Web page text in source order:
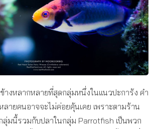
างหลากหลายที่สุดกลุ่มหนึ่งในแนวปะการัง คำ
ายคนอาจจะไม่ค่อยคุ้นเคย เพราะตามร้าน
ลุ่มนี้รวมกับปลาในกลุ่ม Parrotfish เป็นพวก